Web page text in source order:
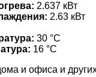
2.637 кВт
2.63 кВт
30 °С
16 °С
и офиса и